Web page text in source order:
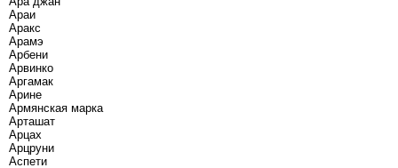
Араи
Аракс
Арамэ
Арбени
Арвинко
Аргамак
Арине
Армянская марка
Арташат
Арцах
Арцруни
Аспети